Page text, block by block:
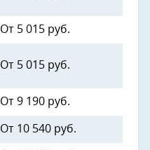
От 5 015 руб.
От 5 015 руб.
От 9 190 руб.
От 10 540 руб.